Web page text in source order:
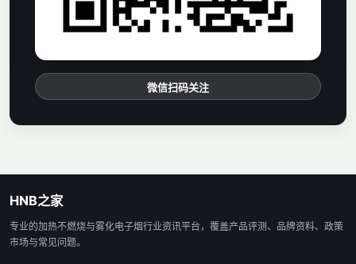
微信扫码关注
HNB之家
专业的加热不燃烧与雾化电子烟行业资讯平台，覆盖产品评测、品牌资料、政策
市场与常见问题。